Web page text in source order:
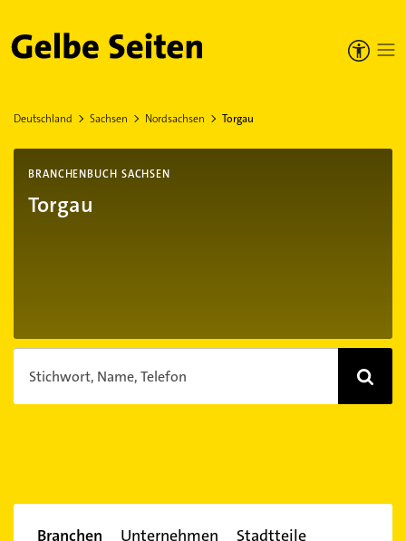
Gelbe Seiten
Deutschland Sachsen Nordsachsen Torgau
BRANCHENBUCH SACHSEN
Torgau
Stichwort, Name, Telefon
Branchen Unternehmen Stadtteile